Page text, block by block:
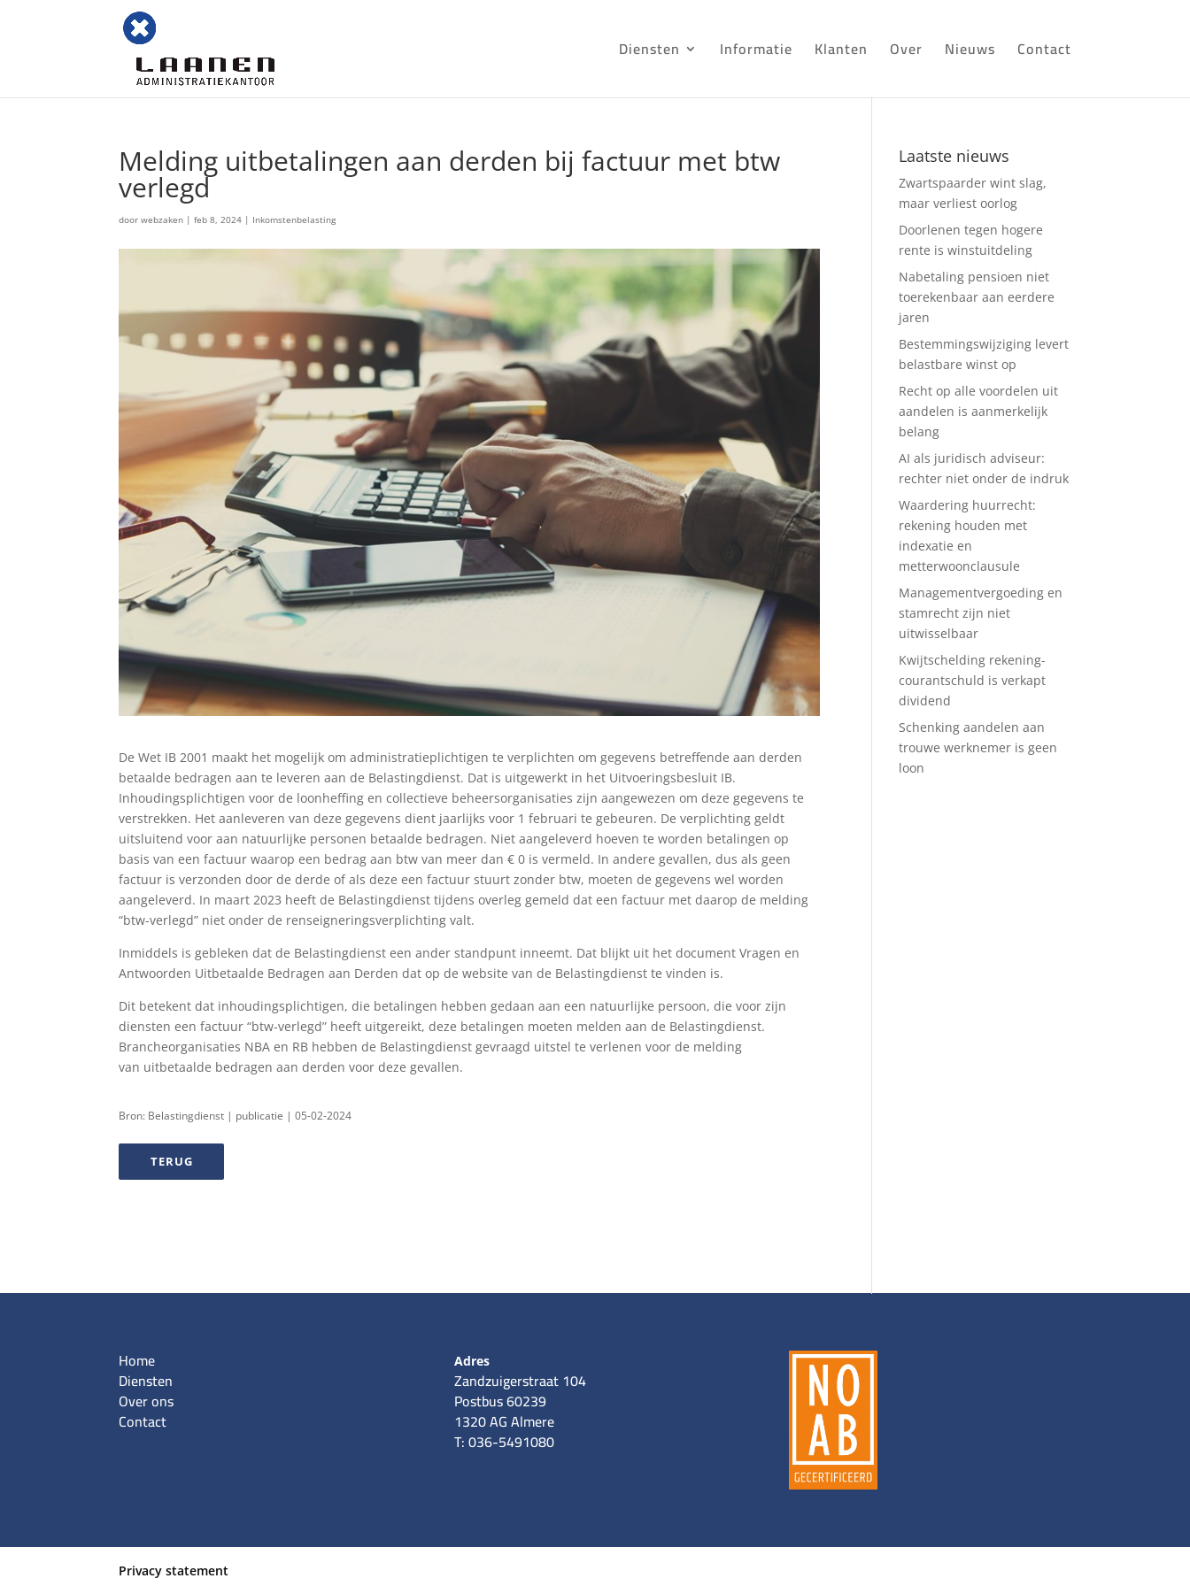
Diensten Informatie Klanten Over Nieuws Contact
Melding uitbetalingen aan derden bij factuur met btw
verlegd
doorwebzaken |feb 8, 2024 | Inkomstenbelasting
De Wet IB 2001 maakt het mogelijk om administratieplichtigen te verplichten om gegevens betreffende aan derden
betaalde bedragen aan te leveren aan de Belastingdienst. Dat is uitgewerkt in het Uitvoeringsbesluit IB.
Inhoudingsplichtigen voor de loonheffing en collectieve beheersorganisaties zijn aangewezen om deze gegevens te
verstrekken. Het aanleveren van deze gegevens dient jaarlijks voor 1 februari te gebeuren. De verplichting geldt
uitsluitend voor aan natuurlijke personen betaalde bedragen. Niet aangeleverd hoeven te worden betalingen op
basis van een factuur waarop een bedrag aan btw van meer dan € 0 is vermeld. In andere gevallen, dus als geen
factuur is verzonden door de derde of als deze een factuur stuurt zonder btw, moeten de gegevens wel worden
aangeleverd. In maart 2023 heeft de Belastingdienst tijdens overleg gemeld dat een factuur met daarop de melding
“btw-verlegd” niet onder de renseigneringsverplichting valt.
Inmiddels is gebleken dat de Belastingdienst een ander standpunt inneemt. Dat blijkt uit het document Vragen en
Antwoorden Uitbetaalde Bedragen aan Derden dat op de website van de Belastingdienst te vinden is.
Dit betekent dat inhoudingsplichtigen, die betalingen hebben gedaan aan een natuurlijke persoon, die voor zijn
diensten een factuur “btw-verlegd” heeft uitgereikt, deze betalingen moeten melden aan de Belastingdienst.
Brancheorganisaties NBA en RB hebben de Belastingdienst gevraagd uitstel te verlenen voor de melding
van uitbetaalde bedragen aan derden voor deze gevallen.
Bron: Belastingdienst | publicatie | 05-02-2024
TERUG
Laatste nieuws
Zwartspaarder wint slag,
maar verliest oorlog
Doorlenen tegen hogere
rente is winstuitdeling
Nabetaling pensioen niet
toerekenbaar aan eerdere
jaren
Bestemmingswijziging levert
belastbare winst op
Recht op alle voordelen uit
aandelen is aanmerkelijk
belang
AI als juridisch adviseur:
rechter niet onder de indruk
Waardering huurrecht:
rekening houden met
indexatie en
metterwoonclausule
Managementvergoeding en
stamrecht zijn niet
uitwisselbaar
Kwijtschelding rekening-
courantschuld is verkapt
dividend
Schenking aandelen aan
trouwe werknemer is geen
loon
Home
Diensten
Over ons
Contact
Adres
Zandzuigerstraat 104
Postbus 60239
1320 AG Almere
T: 036-5491080
Privacy statement